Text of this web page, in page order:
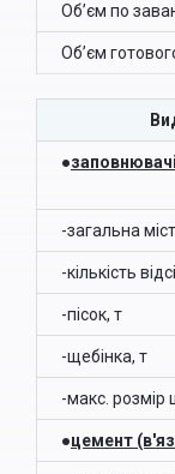
Об’єм по
Об’єм
●заповнювачі
-загальна
-кількість
-пісок, т
-щебінка, т
-макс. розмір
●цемент